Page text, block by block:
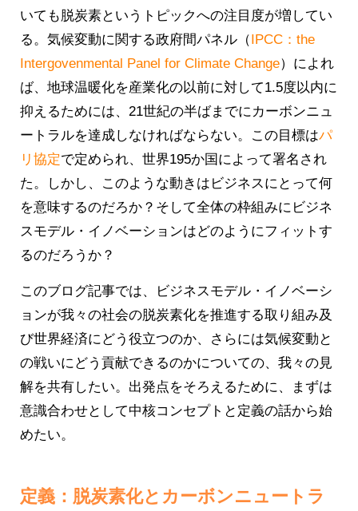
いても脱炭素というトピックへの注目度が増してい
る。気候変動に関する政府間パネル（IPCC：the
Intergovenmental Panel for Climate Change）によれ
ば、地球温暖化を産業化の以前に対して1.5度以内に
抑えるためには、21世紀の半ばまでにカーボンニュ
ートラルを達成しなければならない。この目標はパ
リ協定で定められ、世界195か国によって署名され
た。しかし、このような動きはビジネスにとって何
を意味するのだろか？そして全体の枠組みにビジネ
スモデル・イノベーションはどのようにフィットす
るのだろうか？
このブログ記事では、ビジネスモデル・イノベーシ
ョンが我々の社会の脱炭素化を推進する取り組み及
び世界経済にどう役立つのか、さらには気候変動と
の戦いにどう貢献できるのかについての、我々の見
解を共有したい。出発点をそろえるために、まずは
意識合わせとして中核コンセプトと定義の話から始
めたい。
定義：脱炭素化とカーボンニュートラ